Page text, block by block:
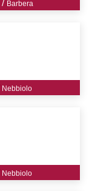
/ Barbera
Nebbiolo
Nebbiolo